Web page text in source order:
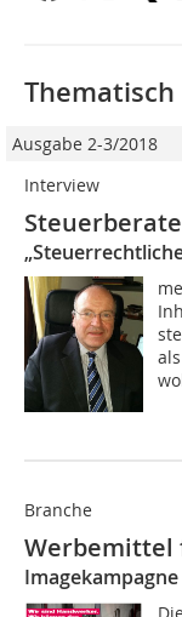
Ausgabe 2-3/2018
Interview
Branche
Werbemittel